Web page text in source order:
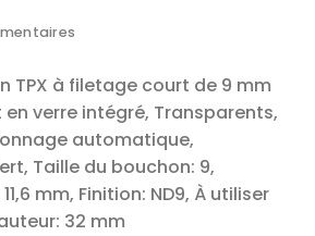
TPX à filetage court de 9 mm
verre intégré, Transparents,
automatique,
Taille du bouchon: 9,
mm, Finition: ND9, À utiliser
32 mm